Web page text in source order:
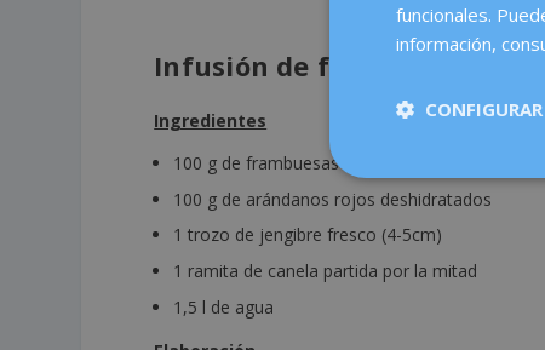
Infusión de frutos rojos con
Ingredientes
100 g de frambuesas frescas
100 g de arándanos rojos deshidratados
1 trozo de jengibre fresco (4-5cm)
1 ramita de canela partida por la mitad
1,5 l de agua
funcionales.
información,